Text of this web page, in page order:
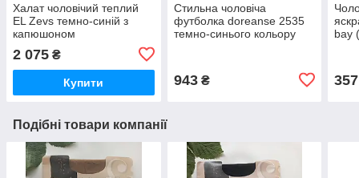
Халат чоловічий теплий
EL Zevs темно-синій з
капюшоном
2 075 ₴
Купити
Стильна чоловіча
футболка doreanse 2535
темно-синього кольору
943₴
bay
357
Подібні товари компанії